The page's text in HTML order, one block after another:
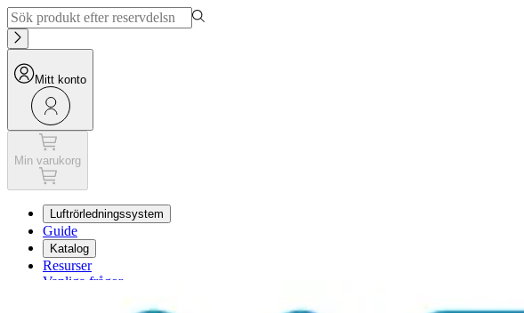
Mitt konto
Min varukorg
Luftrörledningssystem
Guide
Katalog
Resurser
Vanliga frågor